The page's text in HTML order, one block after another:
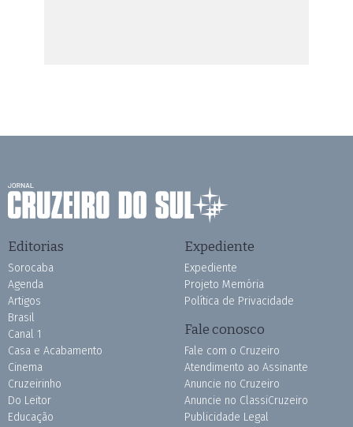
Editorias
Sorocaba
Agenda
Artigos
Brasil
Canal 1
Casa e Acabamento
Cinema
Cruzeirinho
Do Leitor
Educação
Expediente
Expediente
Projeto Memória
Política de Privacidade
Fale conosco
Fale com o Cruzeiro
Atendimento ao Assinante
Anuncie no Cruzeiro
Anuncie no ClassiCruzeiro
Publicidade Legal